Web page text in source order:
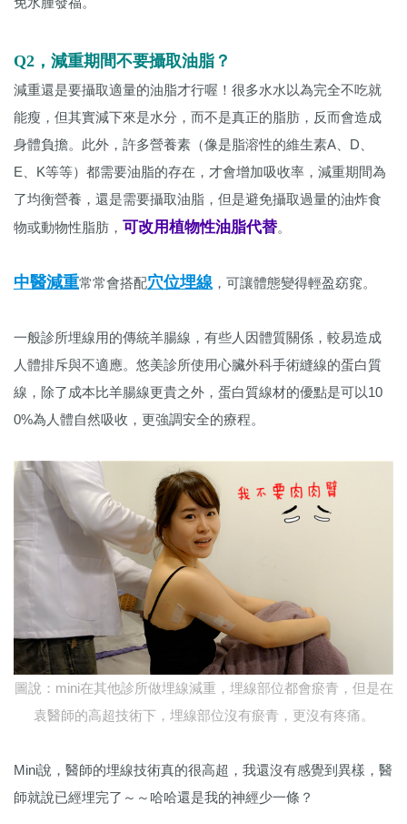
Q2，減重期間不要攝取油脂？
減重還是要攝取適量的油脂才行喔！很多水水以為完全不吃就
能瘦，但其實減下來是水分，而不是真正的脂肪，反而會造成
身體負擔。此外，許多營養素（像是脂溶性的維生素A、D、
E、K等等）都需要油脂的存在，才會增加吸收率，減重期間為
了均衡營養，還是需要攝取油脂，但是避免攝取過量的油炸食
物或動物性脂肪， 可改用植物性油脂代替。
中醫減重常常會搭配穴位埋線 ，可讓體態變得輕盈窈窕。
一般診所埋線用的傳統羊腸線，有些人因體質關係，較易造成
人體排斥與不適應。悠美診所使用心臟外科手術縫線的蛋白質
線，除了成本比羊腸線更貴之外，蛋白質線材的優點是可以10
0%為人體自然吸收，更強調安全的療程。
圖說：mini在其他診所做埋線減重，埋線部位都會瘀青，但是在
袁醫師的高超技術下，埋線部位沒有瘀青，更沒有疼痛。
Mini說，醫師的埋線技術真的很高超，我還沒有感覺到異樣，醫
師就說已經埋完了～～哈哈還是我的神經少一條？